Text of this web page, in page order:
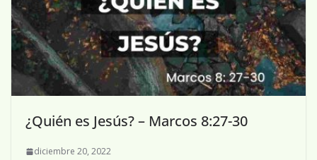
¿Quién es Jesús? – Marcos 8:27-30
diciembre 20, 2022